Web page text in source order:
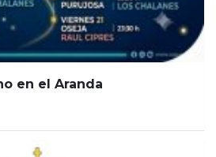
en el Aranda